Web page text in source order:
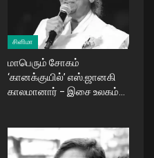
சினிமா
மாபெரும் சோகம்
‘கானக்குயில்’ எஸ்.ஜானகி
காலமானார் – இசை உலகம்…